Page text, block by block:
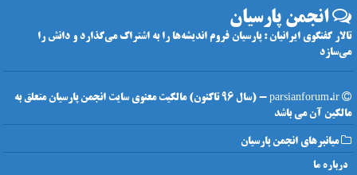
انجمن پارسیان
تالار گفتگوی ایرانیان : پارسیان فروم اندیشه‌ها را به اشتراک می‌گذارد و دانش را
می‌سازد
parsianforum.ir - (سال 96 تاکنون) مالکیت معنوی سایت انجمن پارسیان متعلق به
مالکین آن می باشد
میانبرهای انجمن پارسیان
درباره ما